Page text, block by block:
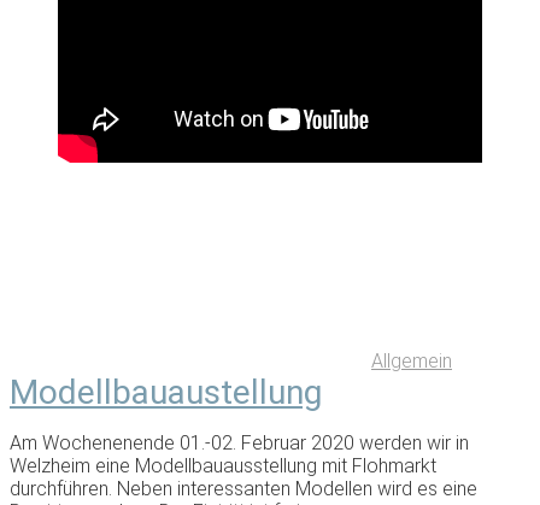
Allgemein
Modellbauaustellung
Am Wochenenende 01.-02. Februar 2020 werden wir in
Welzheim eine Modellbauausstellung mit Flohmarkt
durchführen. Neben interessanten Modellen wird es eine